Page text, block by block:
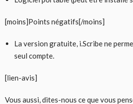
[moins]Points négatifs[/moins]
La version gratuite, i.Scribe ne
seul compte.
[lien-avis]
Vous aussi, dites-nous ce que vous